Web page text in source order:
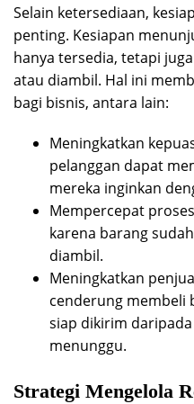
Selain ketersediaan,
penting. Kesiapan
hanya tersedia, tetapi
atau diambil. Hal ini
bagi bisnis, antara lain:
Meningkatkan
pelanggan dapat
mereka inginkan
Mempercepat
karena barang
diambil.
Meningkatkan
cenderung membeli
siap dikirim
menunggu.
Strategi Mengelola